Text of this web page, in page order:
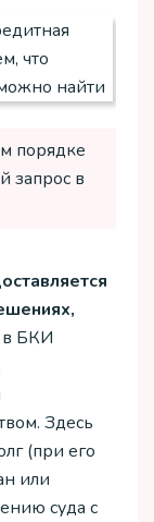
порядке
запрос в
в БКИ
Здесь
(при его
или
суда с